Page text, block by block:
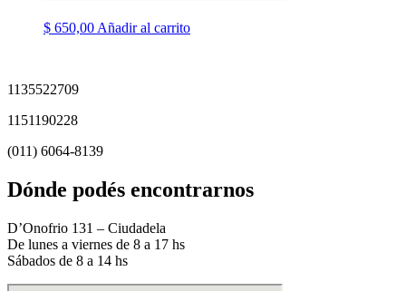
$ 650,00 Añadir al carrito
1135522709
1151190228
(011) 6064-8139
Dónde podés encontrarnos
D’Onofrio 131 – Ciudadela
De lunes a viernes de 8 a 17 hs
Sábados de 8 a 14 hs